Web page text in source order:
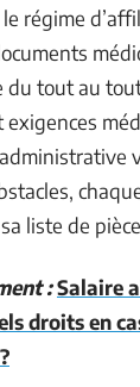
régime
du tout au
exigences
administrative
liste de
:Salaire
droits en